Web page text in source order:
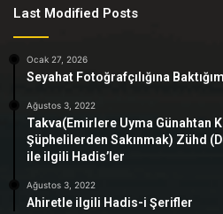
Last Modified Posts
Ocak 27, 2026
Seyahat Fotoğrafçılığına
Ağustos 3, 2022
Takva(Emirlere Uyma Günahtan
Şüphelilerden Sakınmak) Zühd
ile ilgili Hadis’ler
Ağustos 3, 2022
Ahiretle ilgili Hadis-i Şerifler